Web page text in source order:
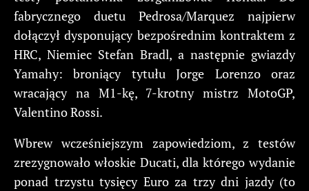
fabrycznego duetu Pedrosa/Marquez najpierw
dołączył dysponujący bezpośrednim kontraktem z
HRC, Niemiec Stefan Bradl, a następnie gwiazdy
Yamahy: broniący tytułu Jorge Lorenzo oraz
wracający na M1-kę, 7-krotny mistrz MotoGP,
Valentino Rossi.
Wbrew wcześniejszym zapowiedziom, z testów
zrezygnowało włoskie Ducati, dla którego wydanie
ponad trzystu tysięcy Euro za trzy dni jazdy (to